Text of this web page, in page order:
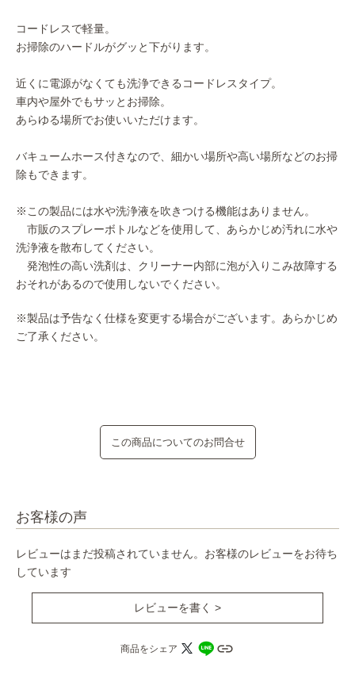
コードレスで軽量。
お掃除のハードルがグッと下がります。
近くに電源がなくても洗浄できるコードレスタイプ。
車内や屋外でもサッとお掃除。
あらゆる場所でお使いいただけます。
バキュームホース付きなので、細かい場所や高い場所などのお掃
除もできます。
※この製品には水や洗浄液を吹きつける機能はありません。
市販のスプレーボトルなどを使用して、あらかじめ汚れに水や
洗浄液を散布してください。
発泡性の高い洗剤は、クリーナー内部に泡が入りこみ故障する
おそれがあるので使用しないでください。
※製品は予告なく仕様を変更する場合がございます。あらかじめ
ご了承ください。
この商品についてのお問合せ
お客様の声
レビューはまだ投稿されていません。お客様のレビューをお待ち
しています
レビューを書く >
商品をシェア